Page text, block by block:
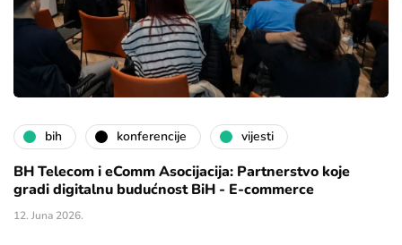
bih konferencije vijesti
BH Telecom i eComm Asocijacija: Partnerstvo koje
gradi digitalnu budućnost BiH - E-commerce
12. Juna 2026.